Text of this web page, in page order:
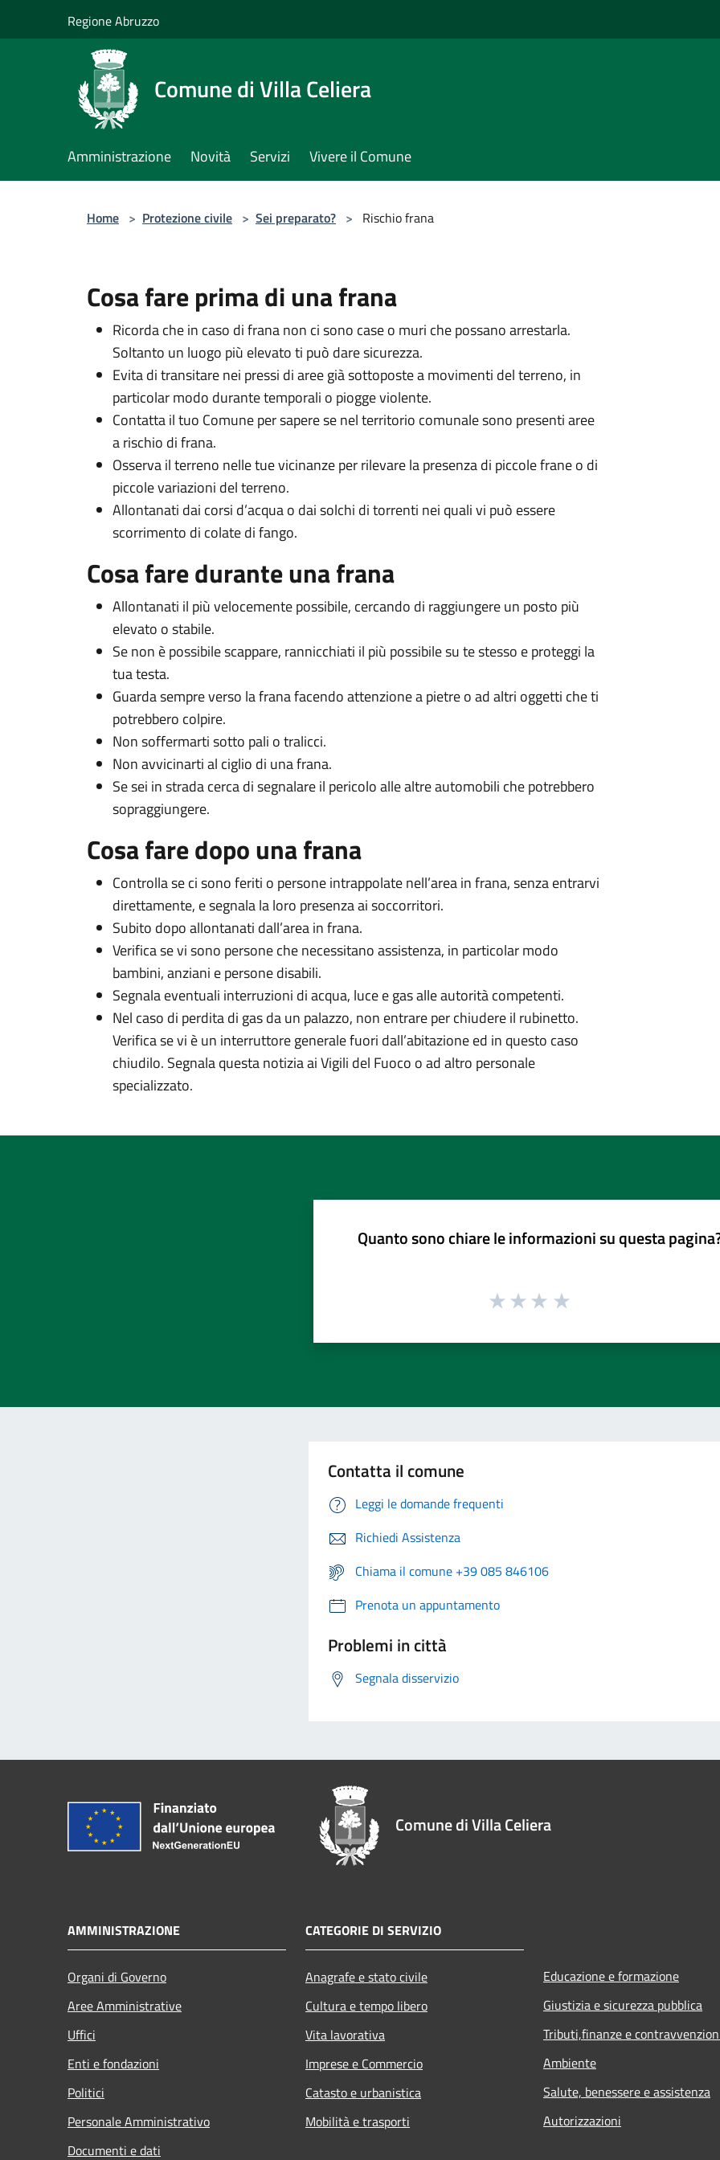
Regione Abruzzo
Comune di Villa Celiera
Amministrazione Novità Servizi Vivere il Comune
Home > Protezione civile > Sei preparato? > Rischio frana
Cosa fare prima di una frana
Ricorda che in caso di frana non ci sono case o muri che possano arrestarla.
Soltanto un luogo più elevato ti può dare sicurezza.
Evita di transitare nei pressi di aree già sottoposte a movimenti del terreno, in
particolar modo durante temporali o piogge violente.
Contatta il tuo Comune per sapere se nel territorio comunale sono presenti aree
a rischio di frana.
Osserva il terreno nelle tue vicinanze per rilevare la presenza di piccole frane o di
piccole variazioni del terreno.
Allontanati dai corsi d’acqua o dai solchi di torrenti nei quali vi può essere
scorrimento di colate di fango.
Cosa fare durante una frana
Allontanati il più velocemente possibile, cercando di raggiungere un posto più
elevato o stabile.
Se non è possibile scappare, rannicchiati il più possibile su te stesso e proteggi la
tua testa.
Guarda sempre verso la frana facendo attenzione a pietre o ad altri oggetti che ti
potrebbero colpire.
Non soffermarti sotto pali o tralicci.
Non avvicinarti al ciglio di una frana.
Se sei in strada cerca di segnalare il pericolo alle altre automobili che potrebbero
sopraggiungere.
Cosa fare dopo una frana
Controlla se ci sono feriti o persone intrappolate nell’area in frana, senza entrarvi
direttamente, e segnala la loro presenza ai soccorritori.
Subito dopo allontanati dall’area in frana.
Verifica se vi sono persone che necessitano assistenza, in particolar modo
bambini, anziani e persone disabili.
Segnala eventuali interruzioni di acqua, luce e gas alle autorità competenti.
Nel caso di perdita di gas da un palazzo, non entrare per chiudere il rubinetto.
Verifica se vi è un interruttore generale fuori dall’abitazione ed in questo caso
chiudilo. Segnala questa notizia ai Vigili del Fuoco o ad altro personale
specializzato.
Quanto sono chiare le informazioni su questa
Contatta il comune
Leggi le domande frequenti
Richiedi Assistenza
Chiama il comune +39 085 846106
Prenota un appuntamento
Problemi in città
Segnala disservizio
Comune di Villa Celiera
AMMINISTRAZIONE
Organi di Governo
Aree Amministrative
Uffici
Enti e fondazioni
Politici
Personale Amministrativo
Documenti e dati
CATEGORIE DI SERVIZIO
Anagrafe e stato civile
Cultura e tempo libero
Vita lavorativa
Imprese e Commercio
Catasto e urbanistica
Mobilità e trasporti
Educazione e formazione
Giustizia e sicurezza pubblica
Tributi,finanze e
Ambiente
Salute, benessere e assistenza
Autorizzazioni